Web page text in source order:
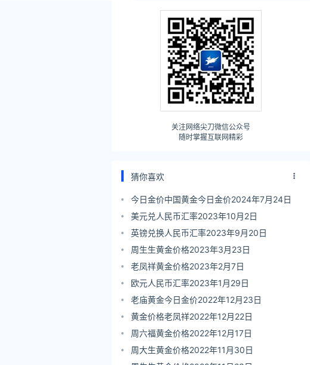
关注网络尖刀微信公众号
随时掌握互联网精彩
猜你喜欢
今日金价中国黄金今日金价2024年7月24日
美元兑人民币汇率2023年10月2日
英镑兑换人民币汇率2023年9月20日
周生生黄金价格2023年3月23日
老凤祥黄金价格2023年2月7日
欧元人民币汇率2023年1月29日
老庙黄金今日金价2022年12月23日
黄金价格老凤祥2022年12月22日
周六福黄金价格2022年12月17日
周大生黄金价格2022年11月30日